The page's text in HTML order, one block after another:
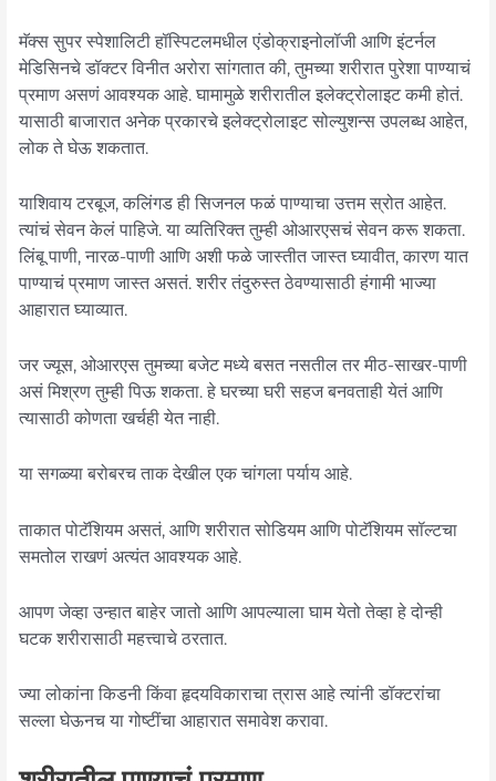
मॅक्स सुपर स्पेशालिटी हॉस्पिटलमधील एंडोक्राइनोलॉजी आणि इंटर्नल
मेडिसिनचे डॉक्टर विनीत अरोरा सांगतात की, तुमच्या शरीरात पुरेशा पाण्याचं
प्रमाण असणं आवश्यक आहे. घामामुळे शरीरातील इलेक्ट्रोलाइट कमी होतं.
यासाठी बाजारात अनेक प्रकारचे इलेक्ट्रोलाइट सोल्युशन्स उपलब्ध आहेत,
लोक ते घेऊ शकतात.
याशिवाय टरबूज, कलिंगड ही सिजनल फळं पाण्याचा उत्तम स्रोत आहेत.
त्यांचं सेवन केलं पाहिजे. या व्यतिरिक्त तुम्ही ओआरएसचं सेवन करू शकता.
लिंबू पाणी, नारळ-पाणी आणि अशी फळे जास्तीत जास्त घ्यावीत, कारण यात
पाण्याचं प्रमाण जास्त असतं. शरीर तंदुरुस्त ठेवण्यासाठी हंगामी भाज्या
आहारात घ्याव्यात.
जर ज्यूस, ओआरएस तुमच्या बजेट मध्ये बसत नसतील तर मीठ-साखर-पाणी
असं मिश्रण तुम्ही पिऊ शकता. हे घरच्या घरी सहज बनवताही येतं आणि
त्यासाठी कोणता खर्चही येत नाही.
या सगळ्या बरोबरच ताक देखील एक चांगला पर्याय आहे.
ताकात पोटॅशियम असतं, आणि शरीरात सोडियम आणि पोटॅशियम सॉल्टचा
समतोल राखणं अत्यंत आवश्यक आहे.
आपण जेव्हा उन्हात बाहेर जातो आणि आपल्याला घाम येतो तेव्हा हे दोन्ही
घटक शरीरासाठी महत्त्वाचे ठरतात.
ज्या लोकांना किडनी किंवा हृदयविकाराचा त्रास आहे त्यांनी डॉक्टरांचा
सल्ला घेऊनच या गोष्टींचा आहारात समावेश करावा.